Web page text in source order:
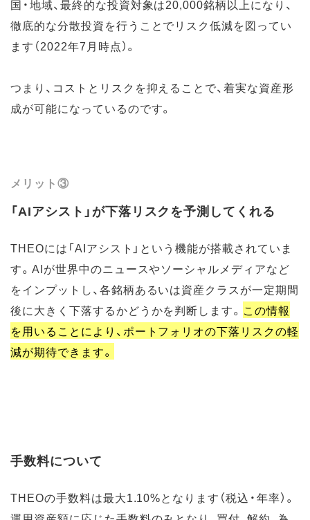
国・地域、最終的な投資対象は20,000銘柄以上になり、
徹底的な分散投資を行うことでリスク低減を図ってい
ます（2022年7月時点）。
つまり、コストとリスクを抑えることで、着実な資産形
成が可能になっているのです。
メリット③
「AIアシスト」が下落リスクを予測してくれる
THEOには「AIアシスト」という機能が搭載されていま
す。AIが世界中のニュースやソーシャルメディアなど
をインプットし、各銘柄あるいは資産クラスが一定期間
後に大きく下落するかどうかを判断します。 この情報
を用いることにより、ポートフォリオの下落リスクの軽
減が期待できます。
手数料について
THEOの手数料は最大1.10%となります（税込・年率）。